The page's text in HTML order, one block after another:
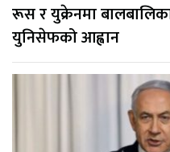
रूस र युक्रेनमा
युनिसेफको आह्वान